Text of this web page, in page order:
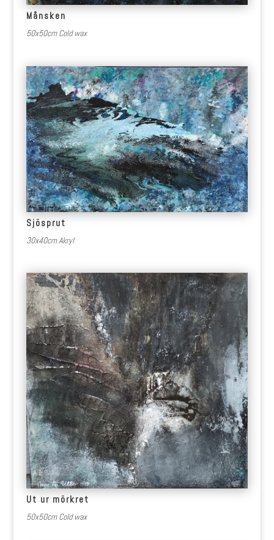
Månsken
50x50cm Cold wax
Sjösprut
30x40cm Akryl
Ut ur mörkret
50x50cm Cold wax